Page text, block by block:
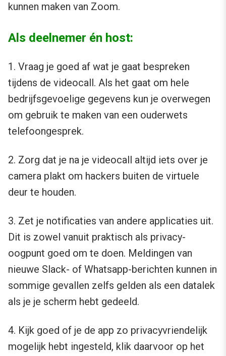
kunnen maken van Zoom.
Als deelnemer én host:
1. Vraag je goed af wat je gaat bespreken
tijdens de videocall. Als het gaat om hele
bedrijfsgevoelige gegevens kun je overwegen
om gebruik te maken van een ouderwets
telefoongesprek.
2. Zorg dat je na je videocall altijd iets over je
camera plakt om hackers buiten de virtuele
deur te houden.
3. Zet je notificaties van andere applicaties uit.
Dit is zowel vanuit praktisch als privacy-
oogpunt goed om te doen. Meldingen van
nieuwe Slack- of Whatsapp-berichten kunnen in
sommige gevallen zelfs gelden als een datalek
als je je scherm hebt gedeeld.
4. Kijk goed of je de app zo privacyvriendelijk
mogelijk hebt ingesteld, klik daarvoor op het